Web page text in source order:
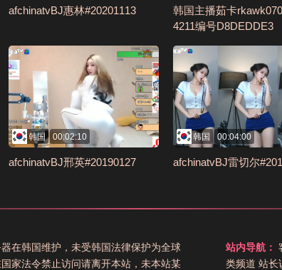
afchinatvBJ惠林#20201113
韩国主播茹卡
4211编号D8DEDDE3
韩国 00:02:10
afchinatvBJ邢英#20190127
韩国 00:04:00
afchinatvBJ雷切尔
器在韩国维护，未受韩国法律保护为全球
家法令禁止访问请离开本站，未本站某
站内导航：
类频道 站长